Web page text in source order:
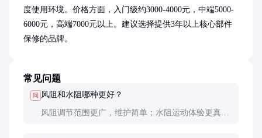
度使用环境。价格方面，入门级约3000-4000元，中端5000-
6000元，高端7000元以上。建议选择提供3年以上核心部件
保修的品牌。
常见问题
问 风阻和水阻哪种更好？
风阻调节范围更广，维护简单；水阻运动体验更真实